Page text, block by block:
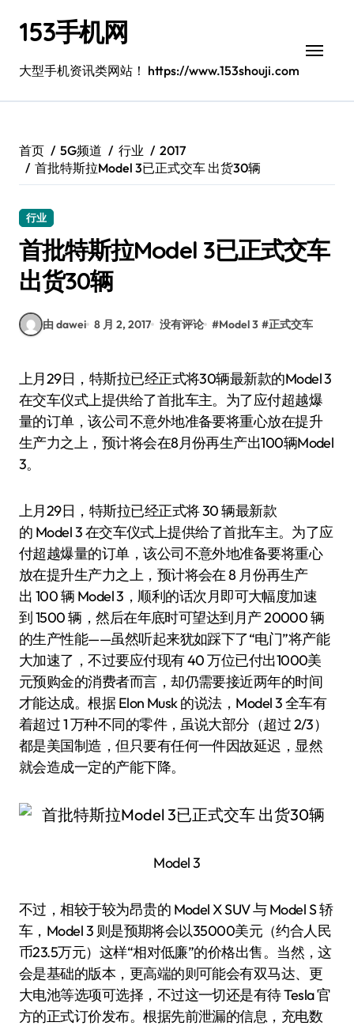
153手机网
大型手机资讯类网站！ https://www.153shouji.com
首页 5G频道 行业
2017
首批特斯拉Model 3已正式交车 出货30辆
行业
首批特斯拉Model 3已正式交车
出货30辆
由 dawei 8 月 2, 2017 没有评论 #Model 3 #正式交车
上月29日，特斯拉已经正式将30辆最新款的Model 3
在交车仪式上提供给了首批车主。为了应付超越爆
量的订单，该公司不意外地准备要将重心放在提升
生产力之上，预计将会在8月份再生产出100辆Model
3。
上月29日，特斯拉已经正式将 30 辆最新款
的 Model 3 在交车仪式上提供给了首批车主。为了应
付超越爆量的订单，该公司不意外地准备要将重心
放在提升生产力之上，预计将会在 8 月份再生产
出 100 辆 Model 3，顺利的话次月即可大幅度加速
到 1500 辆，然后在年底时可望达到月产 20000 辆
的生产性能——虽然听起来犹如踩下了“电门”将产能
大加速了，不过要应付现有 40 万位已付出1000美
元预购金的消费者而言，却仍需要接近两年的时间
才能达成。根据 Elon Musk 的说法，Model 3 全车有
着超过 1 万种不同的零件，虽说大部分（超过 2/3）
都是美国制造，但只要有任何一件因故延迟，显然
就会造成一定的产能下降。
Model 3
不过，相较于较为昂贵的 Model X SUV 与 Model S 轿
车，Model 3 则是预期将会以35000美元（约合人民
币23.5万元）这样“相对低廉”的价格出售。当然，这
会是基础的版本，更高端的则可能会有双马达、更
大电池等选项可选择，不过这一切还是有待 Tesla 官
方的正式订价发布。根据先前泄漏的信息，充电数